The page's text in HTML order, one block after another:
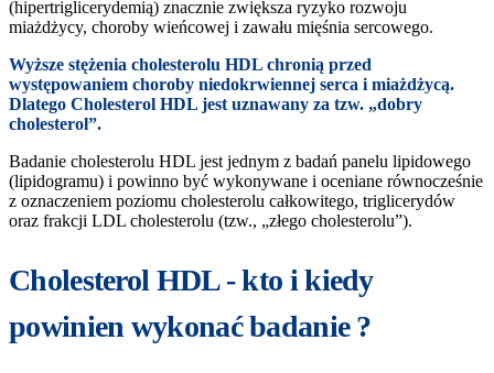
(hipertriglicerydemią) znacznie zwiększa ryzyko rozwoju
miażdżycy, choroby wieńcowej i zawału mięśnia sercowego.
Wyższe stężenia cholesterolu HDL chronią przed
występowaniem choroby niedokrwiennej serca i miażdżycą.
Dlatego Cholesterol HDL jest uznawany za tzw. „dobry
cholesterol”.
Badanie cholesterolu HDL jest jednym z badań panelu lipidowego
(lipidogramu) i powinno być wykonywane i oceniane równocześnie
z oznaczeniem poziomu cholesterolu całkowitego, triglicerydów
oraz frakcji LDL cholesterolu (tzw., „złego cholesterolu”).
Cholesterol HDL - kto i kiedy
powinien wykonać badanie ?